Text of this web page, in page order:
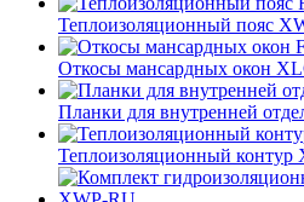
Теплоизоляционный пояс
Откосы мансардных окон
Планки для внутренней
Теплоизоляционный контур